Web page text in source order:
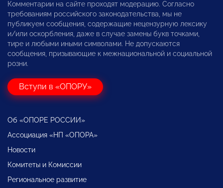
Комментарии на сайте проходят модерацию. Согласно
требованиям российского законодательства, мы не
публикуем сообщения, содержащие нецензурную лексику
и/или оскорбления, даже в случае замены букв точками,
тире и любыми иными символами. Не допускаются
сообщения, призывающие к межнациональной и социальной
розни.
Вступи в «ОПОРУ»
Об «ОПОРЕ РОССИИ»
Ассоциация «НП «ОПОРА»
Новости
Комитеты и Комиссии
Региональное развитие